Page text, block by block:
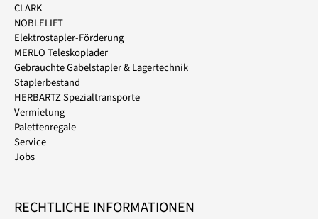
CLARK
NOBLELIFT
Elektrostapler-Förderung
MERLO Teleskoplader
Gebrauchte Gabelstapler & Lagertechnik
Staplerbestand
HERBARTZ Spezialtransporte
Vermietung
Palettenregale
Service
Jobs
RECHTLICHE INFORMATIONEN